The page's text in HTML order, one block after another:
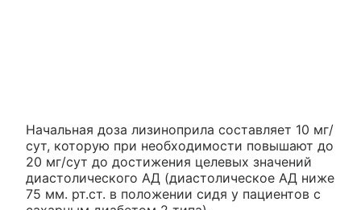
Начальная доза лизиноприла составляет 10 мг/
сут, которую при необходимости повышают до
20 мг/сут до достижения целевых значений
диастолического АД (диастолическое АД ниже
75 мм. рт.ст. в положении сидя у пациентов с